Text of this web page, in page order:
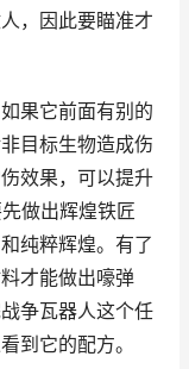
，因此要瞄准才
果它前面有别的
目标生物造成伤
效果，可以提升
做出辉煌铁匠
纯粹辉煌。有了
才能做出嚎弹
争瓦器人这个任
到它的配方。